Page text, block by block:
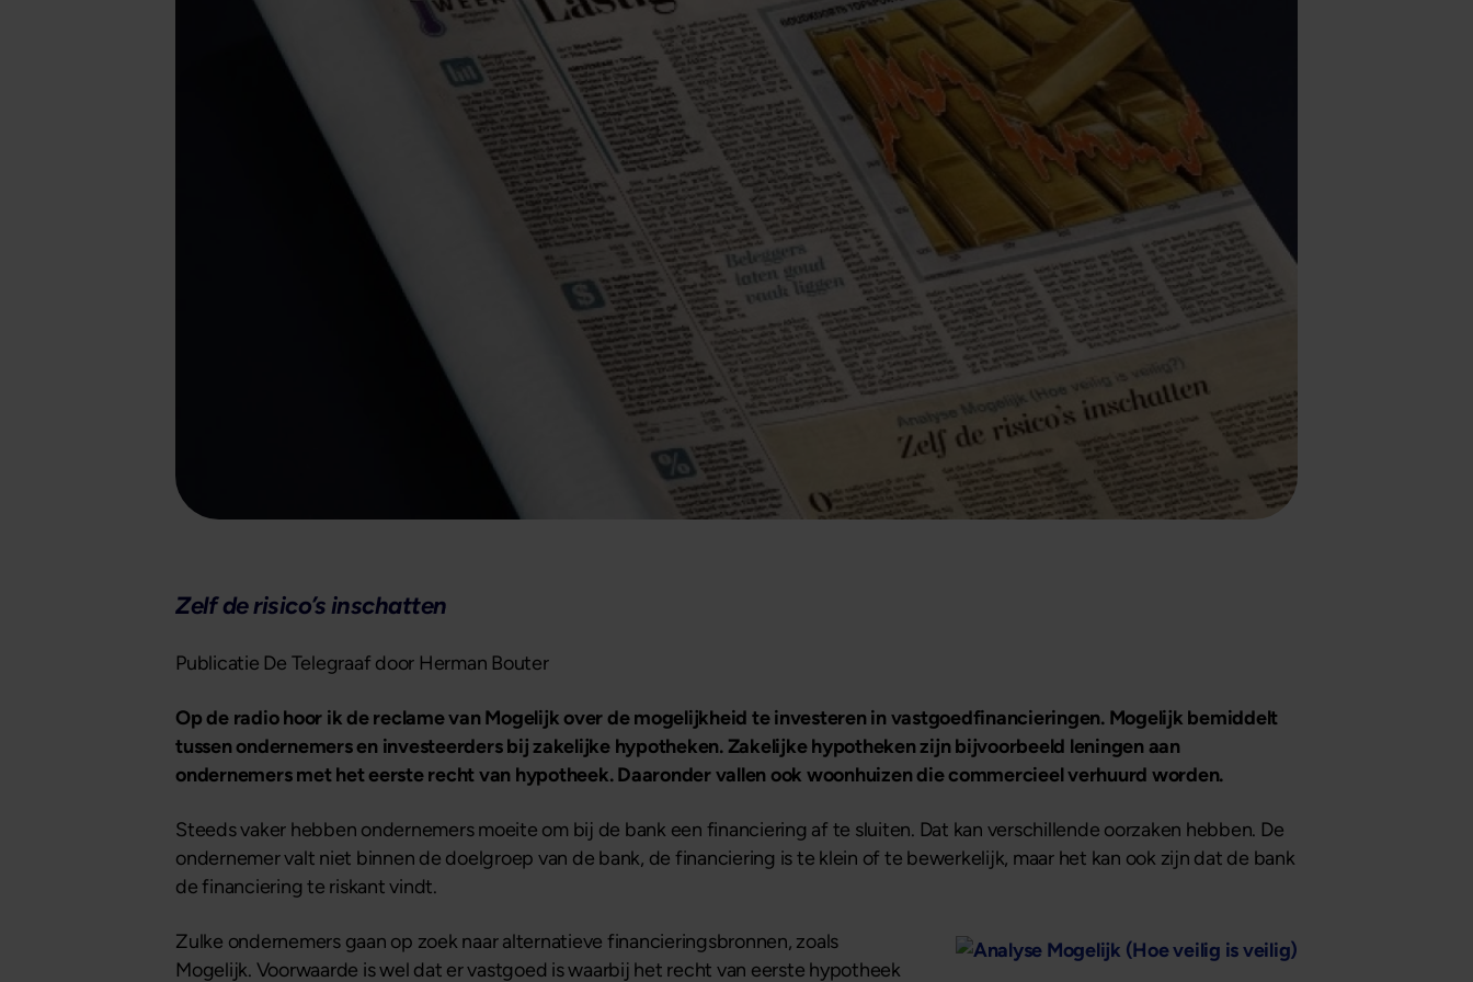
Zelf de risico’s inschatten
Publicatie De Telegraaf door Herman Bouter
Op de radio hoor ik de reclame van Mogelijk over de mogelijkheid te investeren in vastgoedfinancieringen. Mogelijk bemiddelt
tussen ondernemers en investeerders bij zakelijke hypotheken. Zakelijke hypotheken zijn bijvoorbeeld leningen aan
ondernemers met het eerste recht van hypotheek. Daaronder vallen ook woonhuizen die commercieel verhuurd worden.
Steeds vaker hebben ondernemers moeite om bij de bank een financiering af te sluiten. Dat kan verschillende oorzaken hebben. De
ondernemer valt niet binnen de doelgroep van de bank, de financiering is te klein of te bewerkelijk, maar het kan ook zijn dat de bank
de financiering te riskant vindt.
Zulke ondernemers gaan op zoek naar alternatieve financieringsbronnen, zoals
Mogelijk. Voorwaarde is wel dat er vastgoed is waarbij het recht van eerste hypotheek